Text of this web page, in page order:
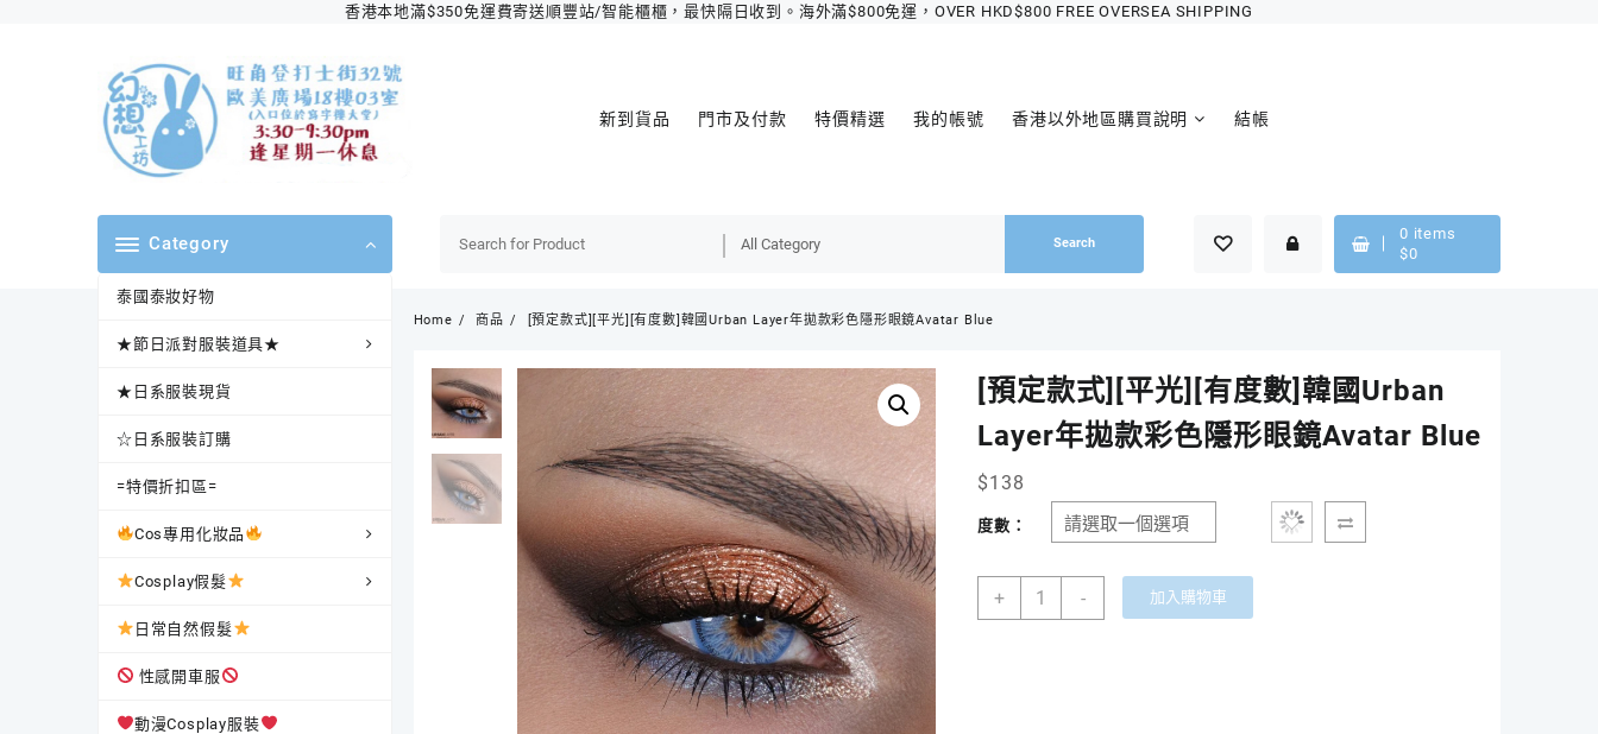
香港本地滿$350免運費寄送順豐站/智能櫃櫃，最快隔日收到。海外滿$800免運，OVER HKD$800 FREE OVERSEA SHIPPING
新到貨品 門市及付款 特價精選 我的帳號 香港以外地區購買說明 結帳
Category
泰國泰妝好物
★節日派對服裝道具★
★日系服裝現貨
☆日系服裝訂購
=特價折扣區=
Cos專用化妝品
Cosplay假髮
日常自然假髮
性感開車服
動漫Cosplay服裝
Search
0 items
$0
Home 商品 [預定款式][平光][有度數]韓國Urban Layer年拋款彩色隱形眼鏡Avatar Blue
[預定款式][平光][有度數]韓國Urban
Layer年拋款彩色隱形眼鏡Avatar Blue
$138
度數：
+
[預
- 加入購物車